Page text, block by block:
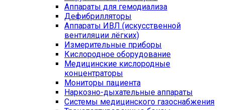
Аппараты для гемодиализа
Дефибрилляторы
Аппараты ИВЛ (искусственной
вентиляции лёгких)
Измерительные приборы
Кислородное оборудование
Медицинские кислородные
концентраторы
Мониторы пациента
Наркозно-дыхательные аппараты
Системы медицинского газоснабжения